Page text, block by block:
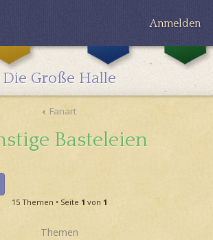
Anmelden
R
n
w
Die Große Halle
Fanart
Basteleien
15 Themen • Seite 1 von 1
Themen